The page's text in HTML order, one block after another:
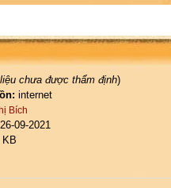
chưa được thẩm định)
internet
Bích
09-2021
KB